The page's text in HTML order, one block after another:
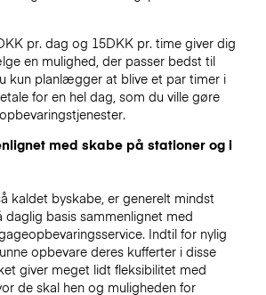
pr. dag og 15DKK pr. time giver dig
en mulighed, der passer bedst til
kun planlægger at blive et par timer i
for en hel dag, som du ville gøre
med skabe på stationer og i
kaldet byskabe, er generelt mindst
basis sammenlignet med
Indtil for nylig
opbevare deres kufferter i disse
giver meget lidt fleksibilitet med
de skal hen og muligheden for